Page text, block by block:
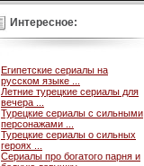
Интересное:
Египетские сериалы на
русском языке ...
Летние турецкие сериалы для
вечера ...
Турецкие сериалы с сильными
персонажами ...
Турецкие сериалы о сильных
героях ...
Сериалы про богатого парня и